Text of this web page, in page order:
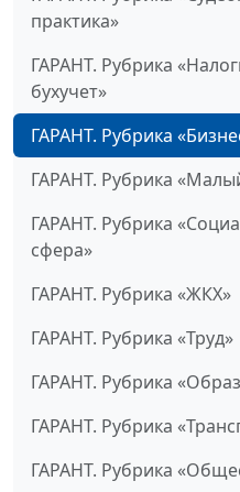
практика»
ГАРАНТ. Рубрика
бухучет»
ГАРАНТ. Рубрика
ГАРАНТ. Рубрика
ГАРАНТ. Рубрика
сфера»
ГАРАНТ. Рубрика «ЖКХ»
ГАРАНТ. Рубрика «Труд»
ГАРАНТ. Рубрика
ГАРАНТ. Рубрика
ГАРАНТ. Рубрика